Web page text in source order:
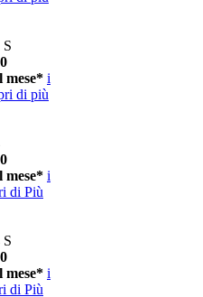
mese* i
di più
mese* i
di Più
mese* i
di Più